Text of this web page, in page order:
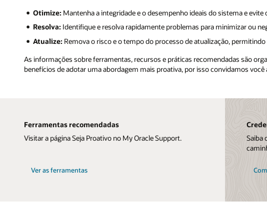
Otimize: Mantenha a integridade e o desempenho ideais do sistema e
Resolva: Identifique e resolva rapidamente problemas para minimizar ou
Atualize: Remova o risco e o tempo do processo de atualização,
As informações sobre ferramentas, recursos e práticas recomendadas são
benefícios de adotar uma abordagem mais proativa, por isso convidamos
Ferramentas recomendadas
Visitar a página Seja Proativo no My Oracle Support.
Ver as ferramentas
Saiba